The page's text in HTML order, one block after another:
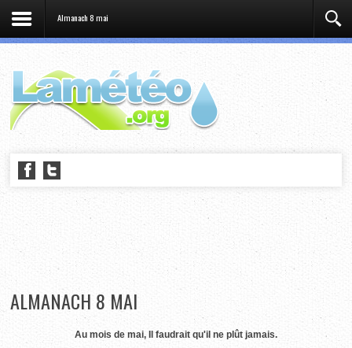
Almanach 8 mai
ALMANACH 8 MAI
Au mois de mai, Il faudrait qu'il ne plût jamais.